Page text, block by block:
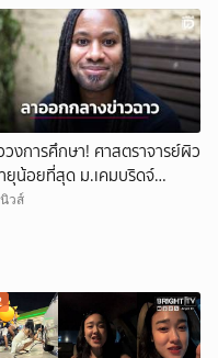
วงการศึกษา! ศาสตราจารย์ผิว
ยุน้อยที่สุด ม.เคมบริดจ์
กาศลาออกหลังเผชิญข้อกล่าว
วส์